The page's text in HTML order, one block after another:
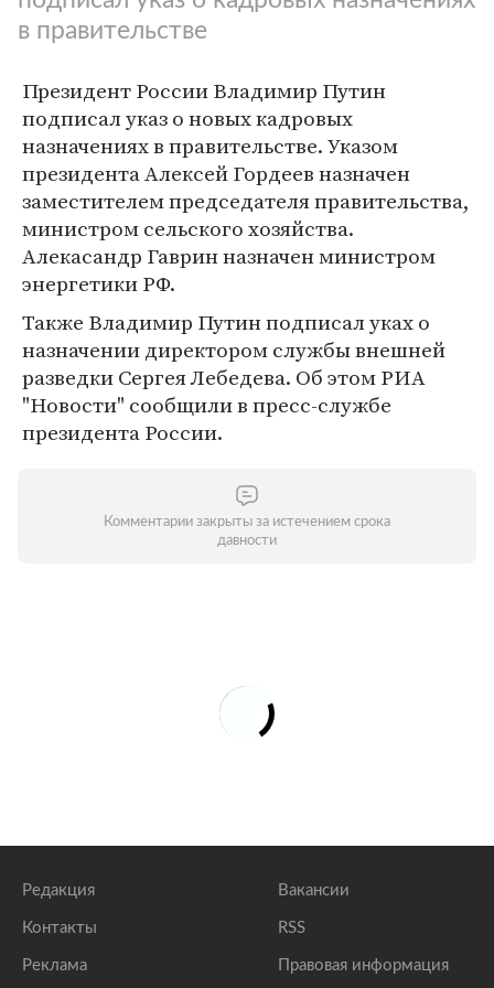
в правительстве
Президент России Владимир Путин
подписал указ о новых кадровых
назначениях в правительстве. Указом
президента Алексей Гордеев назначен
заместителем председателя правительства,
министром сельского хозяйства.
Алекасандр Гаврин назначен министром
энергетики РФ.
Также Владимир Путин подписал уках о
назначении директором службы внешней
разведки Сергея Лебедева. Об этом РИА
"Новости" сообщили в пресс-службе
президента России.
Комментарии закрыты за истечением срока
давности
Редакция
Контакты
Реклама
Вакансии
RSS
Правовая информация